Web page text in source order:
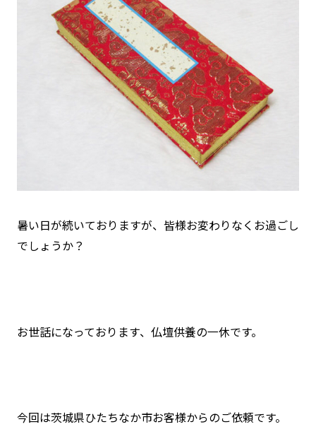
暑い日が続いておりますが、皆様お変わりなくお過ごし
でしょうか？
お世話になっております、仏壇供養の一休です。
今回は茨城県ひたちなか市お客様からのご依頼です。